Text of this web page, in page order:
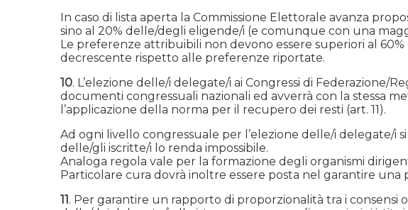
In caso di lista aperta la Commissione Elettorale avanza
sino al 20% delle/degli eligende/i (e comunque con una
Le preferenze attribuibili non devono essere superiori al
decrescente rispetto alle preferenze riportate.
10. L’elezione delle/i delegate/i ai Congressi di
documenti congressuali nazionali ed avverrà con la stessa
l’applicazione della norma per il recupero dei resti (art. 11).
Ad ogni livello congressuale per l’elezione delle/i delegate/i
delle/gli iscritte/i lo renda impossibile.
Analoga regola vale per la formazione degli organismi
Particolare cura dovrà inoltre essere posta nel garantire
11. Per garantire un rapporto di proporzionalità tra i consensi